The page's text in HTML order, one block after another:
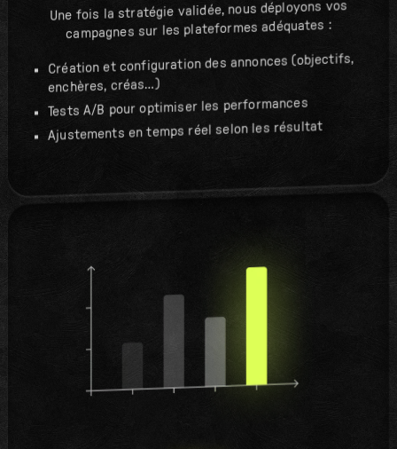
Une fois la stratégie validée, nous déployons vos
campagnes sur les plateformes adéquates :
Création et configuration des annonces (objectifs,
enchères, créas…)
Tests A/B pour optimiser les performances
Ajustements en temps réel selon les résultat